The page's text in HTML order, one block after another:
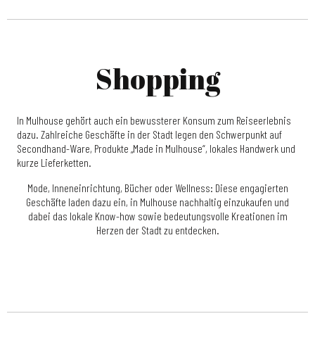
Shopping
In Mulhouse gehört auch ein bewussterer Konsum zum Reiseerlebnis
dazu. Zahlreiche Geschäfte in der Stadt legen den Schwerpunkt auf
Secondhand-Ware, Produkte „Made in Mulhouse“, lokales Handwerk und
kurze Lieferketten.
Mode, Inneneinrichtung, Bücher oder Wellness: Diese engagierten
Geschäfte laden dazu ein, in Mulhouse nachhaltig einzukaufen und
dabei das lokale Know-how sowie bedeutungsvolle Kreationen im
Herzen der Stadt zu entdecken.
Secondhand, Vintage, Kleiderflohmärkte… Nachhaltiges
Einkaufen gewinnt in Mulhouse und Umgebung
zunehmend an Bedeutung. Hier sind einige Adressen für
Mehr erfahren